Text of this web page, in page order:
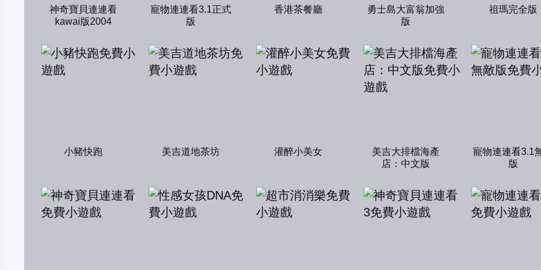
神奇寶貝連連看
kawai版2004
寵物連連看3.1正式
版
香港茶餐廳
勇士島大富翁加強
版
祖瑪完全版
小豬快跑 美吉道地茶坊 灌醉小美女
美吉大排檔海產
店：中文版
寵物連連看3.1
版